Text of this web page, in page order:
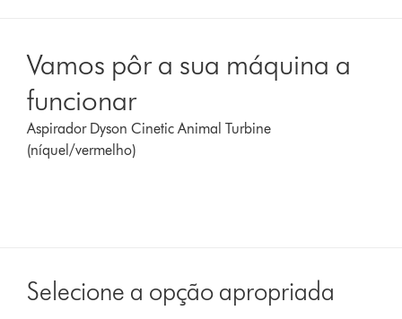
Vamos pôr a sua máquina a
funcionar
Aspirador Dyson Cinetic Animal Turbine
(níquel/vermelho)
Selecione a opção apropriada